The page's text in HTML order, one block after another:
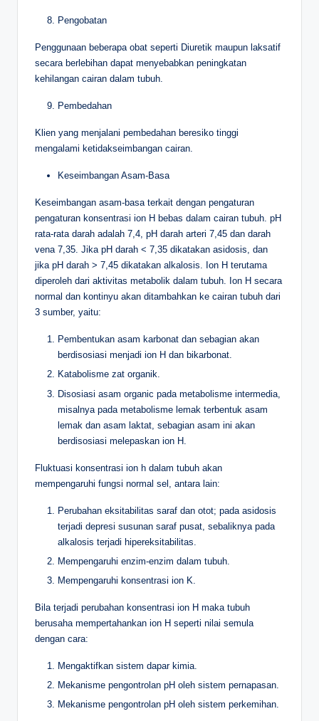
Pengobatan
Penggunaan beberapa obat seperti Diuretik maupun laksatif
secara berlebihan dapat menyebabkan peningkatan
kehilangan cairan dalam tubuh.
Pembedahan
Klien yang menjalani pembedahan beresiko tinggi
mengalami ketidakseimbangan cairan.
Keseimbangan Asam-Basa
Keseimbangan asam-basa terkait dengan pengaturan
pengaturan konsentrasi ion H bebas dalam cairan tubuh. pH
rata-rata darah adalah 7,4, pH darah arteri 7,45 dan darah
vena 7,35. Jika pH darah < 7,35 dikatakan asidosis, dan
jika pH darah > 7,45 dikatakan alkalosis. Ion H terutama
diperoleh dari aktivitas metabolik dalam tubuh. Ion H secara
normal dan kontinyu akan ditambahkan ke cairan tubuh dari
3 sumber, yaitu:
Pembentukan asam karbonat dan sebagian akan
berdisosiasi menjadi ion H dan bikarbonat.
Katabolisme zat organik.
Disosiasi asam organic pada metabolisme intermedia,
misalnya pada metabolisme lemak terbentuk asam
lemak dan asam laktat, sebagian asam ini akan
berdisosiasi melepaskan ion H.
Fluktuasi konsentrasi ion h dalam tubuh akan
mempengaruhi fungsi normal sel, antara lain:
Perubahan eksitabilitas saraf dan otot; pada asidosis
terjadi depresi susunan saraf pusat, sebaliknya pada
alkalosis terjadi hipereksitabilitas.
Mempengaruhi enzim-enzim dalam tubuh.
Mempengaruhi konsentrasi ion K.
Bila terjadi perubahan konsentrasi ion H maka tubuh
berusaha mempertahankan ion H seperti nilai semula
dengan cara:
Mengaktifkan sistem dapar kimia.
Mekanisme pengontrolan pH oleh sistem pernapasan.
Mekanisme pengontrolan pH oleh sistem perkemihan.